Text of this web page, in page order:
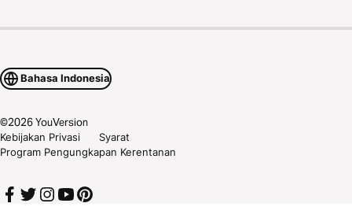
Bahasa Indonesia
©2026YouVersion
Kebijakan Privasi
Syarat
Program Pengungkapan Kerentanan